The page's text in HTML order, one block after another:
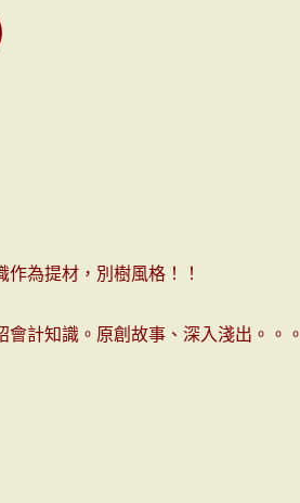
為提材，別樹風格！！
計知識。原創故事、深入淺出。。。